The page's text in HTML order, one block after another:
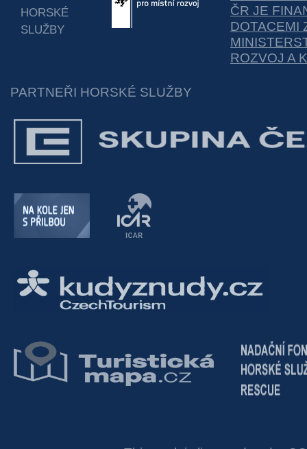
HORSKÉ
SLUŽBY
ČR JE
DOTACEMI
ROZVOJ A
PARTNEŘI HORSKÉ SLUŽBY